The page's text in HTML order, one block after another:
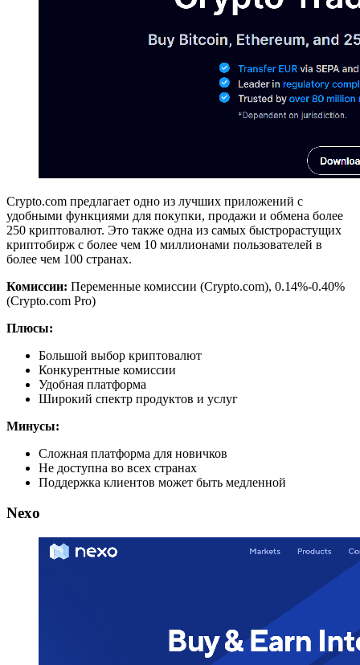
Crypto.com предлагает одно из лучших приложений с
удобными функциями для покупки, продажи и обмена более
250 криптовалют. Это также одна из самых быстрорастущих
криптобирж с более чем 10 миллионами пользователей в
более чем 100 странах.
Комиссии: Переменные комиссии (Crypto.com), 0.14%-0.40%
(Crypto.com Pro)
Плюсы:
Большой выбор криптовалют
Конкурентные комиссии
Удобная платформа
Широкий спектр продуктов и услуг
Минусы:
Сложная платформа для новичков
Не доступна во всех странах
Поддержка клиентов может быть медленной
Nexo